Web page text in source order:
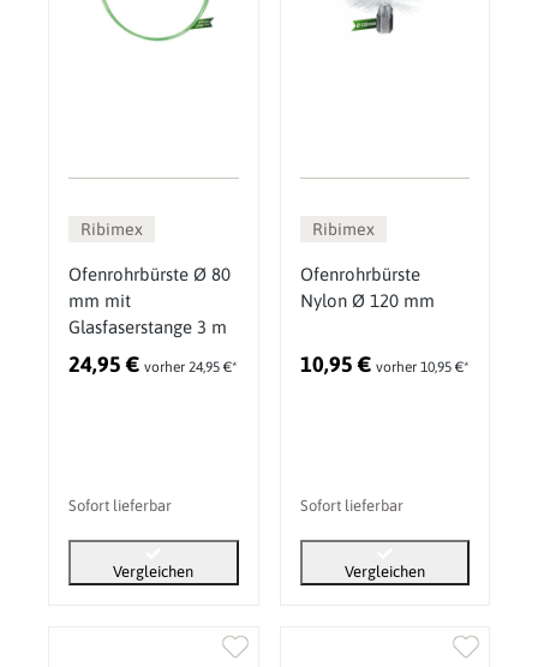
Ribimex
Ofenrohrbürste Ø 80
mm mit
Glasfaserstange 3 m
24,95 € vorher 24,95 €*
Sofort lieferbar
Vergleichen
Ribimex
Ofenrohrbürste
Nylon Ø 120 mm
10,95 € vorher 10,95 €*
Sofort lieferbar
Vergleichen